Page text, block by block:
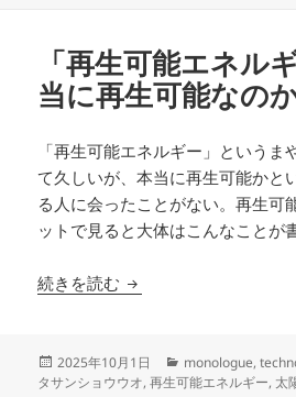
「再生可能エネル
当に再生可能なの
「再生可能エネルギー」というま
て久しいが、本当に再生可能かと
る人に会ったことがない。再生可
ットで見ると大体はこんなことが
続きを読む 「再生可能エネルギ
投
稿
2025年10月1日
カ
テ
monologue,
タサンショウウオ,再生可能エネルギー, 太